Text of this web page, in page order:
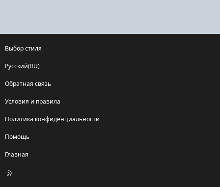
Выбор стиля
Русский(RU)
Обратная связь
Условия и правила
Политика конфиденциальности
Помощь
Главная
R